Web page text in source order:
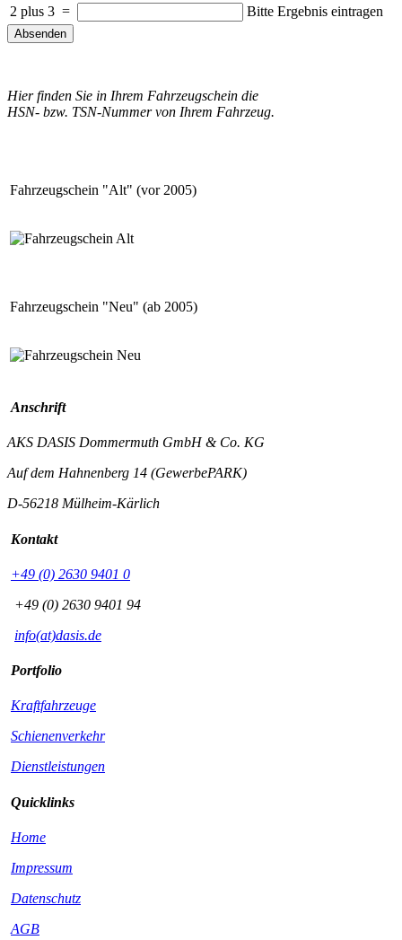
2 plus 3 = Bitte Ergebnis eintragen
Absenden
Hier finden Sie in Ihrem Fahrzeugschein die
HSN- bzw. TSN-Nummer von Ihrem Fahrzeug.
Fahrzeugschein "Alt" (vor 2005)
Fahrzeugschein "Neu" (ab 2005)
Anschrift
AKS DASIS Dommermuth GmbH & Co. KG
Auf dem Hahnenberg 14 (GewerbePARK)
D-56218 Mülheim-Kärlich
Kontakt
+49 (0) 2630 9401 0
+49 (0) 2630 9401 94
info(at)dasis.de
Portfolio
Kraftfahrzeuge
Schienenverkehr
Dienstleistungen
Quicklinks
Home
Impressum
Datenschutz
AGB